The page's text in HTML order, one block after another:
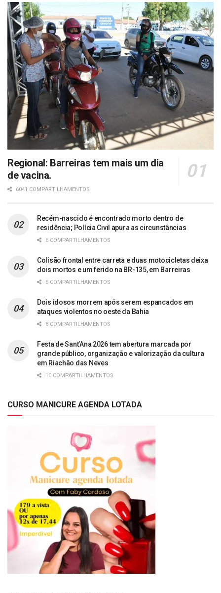
Regional: Barreiras tem mais um dia
de vacina.
6041 COMPARTILHAMENTOS
Recém-nascido é encontrado morto dentro de
residência; Polícia Civil apura as circunstâncias
6 COMPARTILHAMENTOS
Colisão frontal entre carreta e duas motocicletas deixa
dois mortos e um ferido na BR-135, em Barreiras
5 COMPARTILHAMENTOS
Dois idosos morrem após serem espancados em
ataques violentos no oeste da Bahia
8 COMPARTILHAMENTOS
Festa de Sant’Ana 2026 tem abertura marcada por
grande público, organização e valorização da cultura
em Riachão das Neves
10 COMPARTILHAMENTOS
CURSO MANICURE AGENDA LOTADA